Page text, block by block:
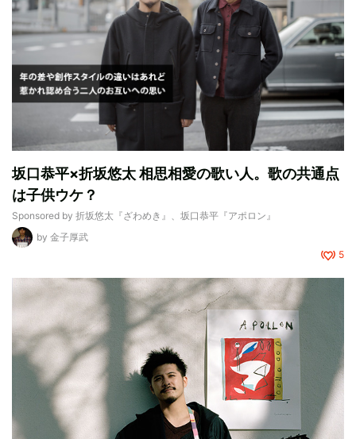
坂口恭平×折坂悠太 相思相愛の歌い人。歌の共通点
は子供ウケ？
Sponsored by 折坂悠太『ざわめき』、坂口恭平『アポロン』
by 金子厚武
5